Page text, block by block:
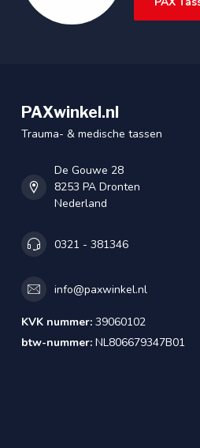
PAXwinkel.nl
Trauma- & medische tassen
De Gouwe 28
8253 PA Dronten
Nederland
0321 - 381346
info@paxwinkel.nl
KVK nummer: 39060102
btw-nummer: NL806679347B01